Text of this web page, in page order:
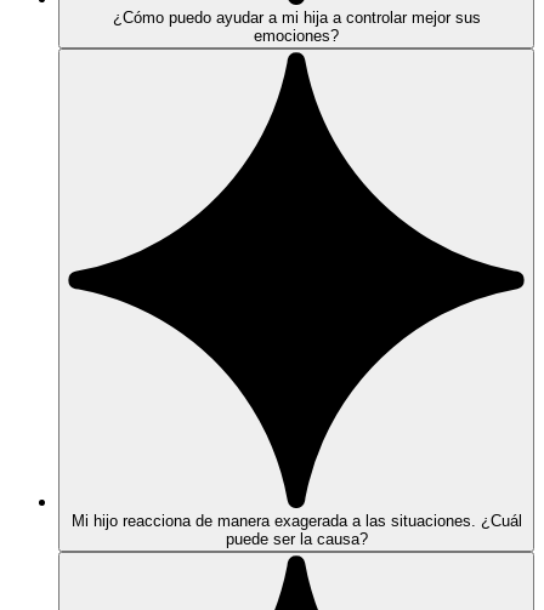
¿Cómo puedo ayudar a mi hija a controlar mejor sus
emociones?
Mi hijo reacciona de manera exagerada a las situaciones. ¿Cuál
puede ser la causa?